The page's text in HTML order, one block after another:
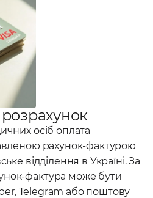
осіб оплата
рахунок-фактурою
відділення в Україні. За
фактура може бути
Telegram або поштову